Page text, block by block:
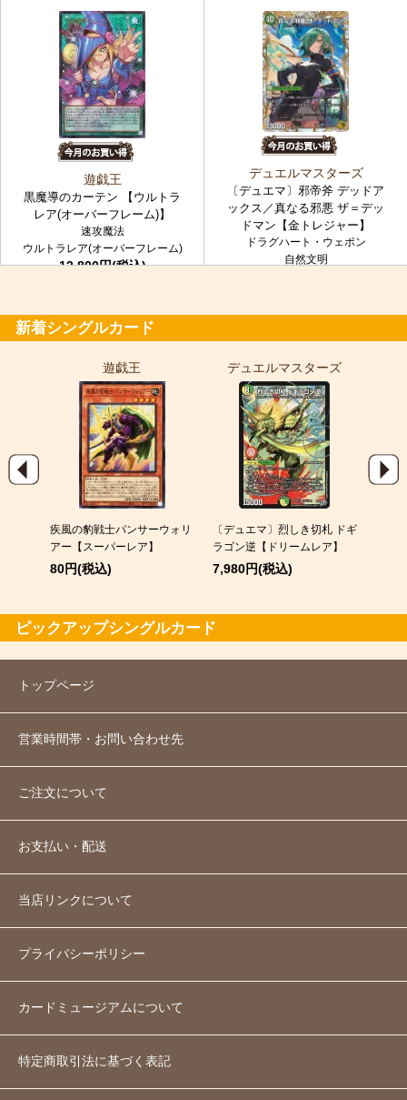
遊戯王
黒魔導のカーテン 【ウルトラ
レア(オーバーフレーム)】
速攻魔法
ウルトラレア(オーバーフレーム)
12,800円(税込)
デュエルマスターズ
〔デュエマ〕邪帝斧 デッドア
ックス／真なる邪悪 ザ＝デッ
ドマン【金トレジャー】
ドラグハート・ウェポン
自然文明
新着シングルカード
遊戯王
疾風の豹戦士パンサーウォリ
アー【スーパーレア】
80円(税込)
デュエルマスターズ
〔デュエマ〕烈しき切札 ドギ
ラゴン逆【ドリームレア】
7,980円(税込)
ピックアップシングルカード
トップページ
営業時間帯・お問い合わせ先
ご注文について
お支払い・配送
当店リンクについて
プライバシーポリシー
カードミュージアムについて
特定商取引法に基づく表記